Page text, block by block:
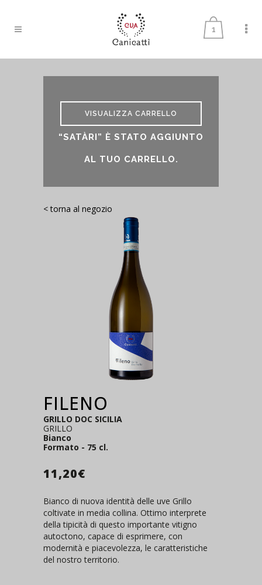
1
VISUALIZZA CARRELLO
“SATÀRI” È STATO AGGIUNTO
AL TUO CARRELLO.
< torna al negozio
FILENO
GRILLO DOC SICILIA
GRILLO
Bianco
Formato - 75 cl.
11,20€
Bianco di nuova identità delle uve Grillo
coltivate in media collina. Ottimo interprete
della tipicità di questo importante vitigno
autoctono, capace di esprimere, con
modernità e piacevolezza, le caratteristiche
del nostro territorio.